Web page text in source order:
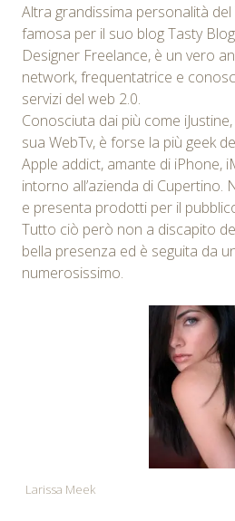
Altra grandissima personalità del
famosa per il suo blog Tasty
Designer Freelance, è un vero
network, frequentatrice e
servizi del web 2.0.
Conosciuta dai più come
sua WebTv, è forse la più geek
Apple addict, amante di iPhone,
intorno all’azienda di Cupertino.
e presenta prodotti per il
Tutto ciò però non a discapito
bella presenza ed è seguita da
numerosissimo.
Larissa Meek